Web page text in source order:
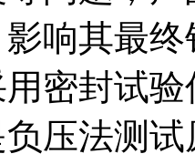
响其最
密封试
负压法测